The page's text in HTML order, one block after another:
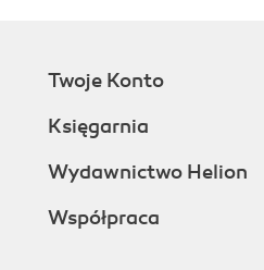
Twoje Konto
Księgarnia
Wydawnictwo Helion
Współpraca